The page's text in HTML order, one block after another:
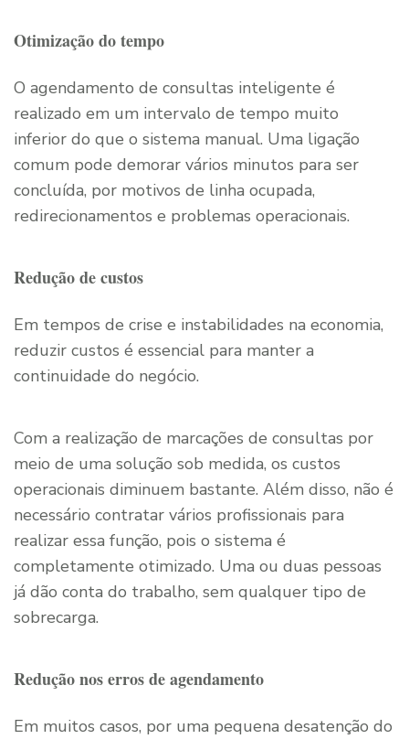
Otimização do tempo
O agendamento de consultas inteligente é
realizado em um intervalo de tempo muito
inferior do que o sistema manual. Uma ligação
comum pode demorar vários minutos para ser
concluída, por motivos de linha ocupada,
redirecionamentos e problemas operacionais.
Redução de custos
Em tempos de crise e instabilidades na economia,
reduzir custos é essencial para manter a
continuidade do negócio.
Com a realização de marcações de consultas por
meio de uma solução sob medida, os custos
operacionais diminuem bastante. Além disso, não é
necessário contratar vários profissionais para
realizar essa função, pois o sistema é
completamente otimizado. Uma ou duas pessoas
já dão conta do trabalho, sem qualquer tipo de
sobrecarga.
Redução nos erros de agendamento
Em muitos casos, por uma pequena desatenção do